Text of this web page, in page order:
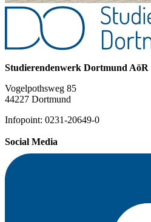
Studierendenwerk Dortmund AöR
Vogelpothsweg 85
44227 Dortmund
Infopoint: 0231-20649-0
Social Media